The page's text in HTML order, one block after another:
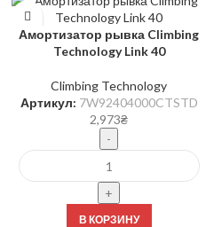
Амортизатор рывка Climbing
Technology Link 40
Climbing Technology
Артикул: 7W92404000CTSTD
2,973₴
В КОРЗИНУ